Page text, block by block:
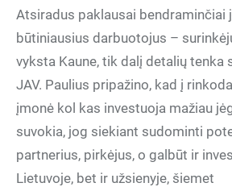
Atsiradus paklausai bendraminčiai
būtiniausius darbuotojus –
vyksta Kaune, tik dalį detalių tenka
JAV. Paulius pripažino, kad į
įmonė kol kas investuoja mažiau
suvokia, jog siekiant sudominti
partnerius, pirkėjus, o galbūt ir
Lietuvoje, bet ir užsienyje, šiemet